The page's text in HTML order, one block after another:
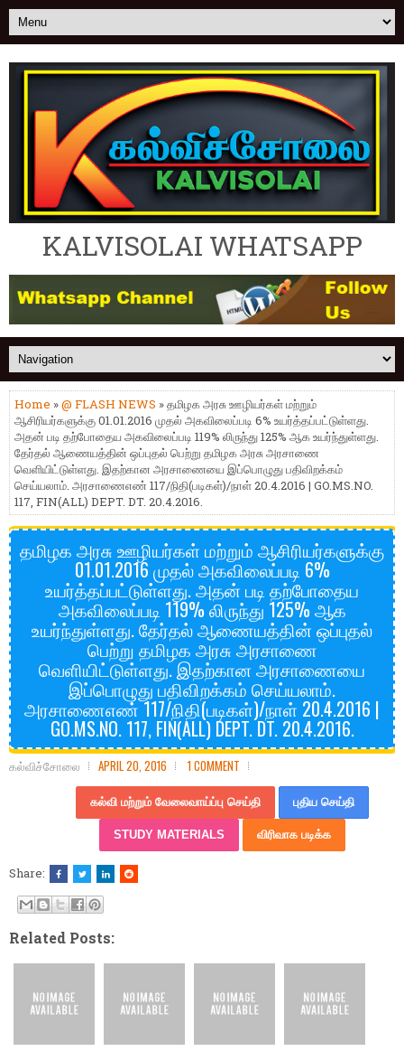
KALVISOLAI WHATSAPP
Home »@ FLASH NEWS » தமிழக அரசு ஊழியர்கள் மற்றும்
ஆசிரியர்களுக்கு 01.01.2016 முதல் அகவிலைப்படி 6% உயர்த்தப்பட்டுள்ளது.
அதன் படி தற்போதைய அகவிலைப்படி 119% லிருந்து 125% ஆக உயர்ந்துள்ளது.
தேர்தல் ஆணையத்தின் ஒப்புதல் பெற்று தமிழ க அரசு அரசாணை
வெளியிட்டுள்ளது. இதற்கான அரசாணையை இப்பொழுது பதிவிறக்கம்
செய்யலாம். அரசாணைஎண் 117/நிதி(படிகள்)/நாள் 20.4.2016 | GO.MS.NO.
117, FIN(ALL) DEPT. DT. 20.4.2016.
தமிழக அரசு ஊழியர்கள் மற்றும் ஆசிரியர்களுக்கு
01.01.2016 முதல் அகவிலைப்படி 6%
உயர்த்தப்பட்டுள்ளது. அதன் படி தற்போதைய
அகவிலைப்படி 119% லிருந்து 125% ஆக
உயர்ந்துள்ளது. தேர்தல் ஆணையத்தின் ஒப்புதல்
பெற்று தமிழ க அரசு அரசாணை
வெளியிட்டுள்ளது. இதற்கான அரசாணையை
இப்பொழுது பதிவிறக்கம் செய்யலாம்.
அரசாணைஎண் 117/நிதி(படிகள்)/நாள் 20.4.2016 |
GO.MS.NO. 117, FIN(ALL) DEPT. DT. 20.4.2016.
கல்விச்சோலை APRIL 20, 2016 1 COMMENT
கல்வி மற்றும் வேலைவாய்ப்பு செய்தி புதிய செய்தி
STUDY MATERIALS விரிவாக படிக்க
Share:
Related Posts: